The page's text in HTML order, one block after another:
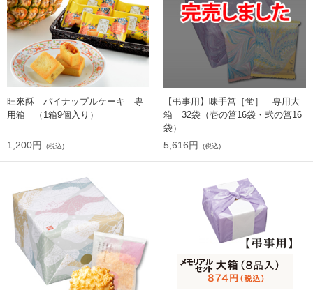
旺來酥 パイナップルケーキ 専
用箱 （1箱9個入り）
1,200円 (税込)
【弔事用】味手筥［蛍］ 専用大
箱 32袋（壱の筥16袋・弐の筥16
袋）
5,616円 (税込)